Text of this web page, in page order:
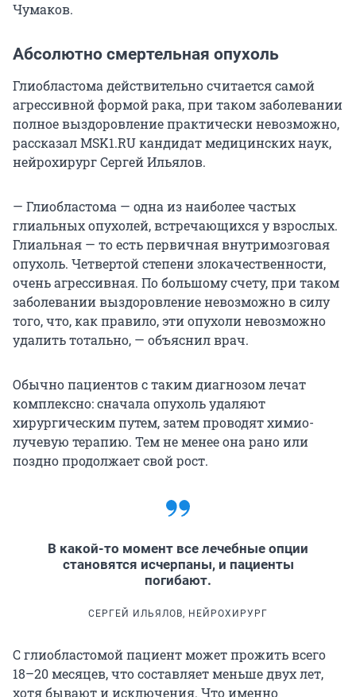
Чумаков.
Абсолютно смертельная опухоль
Глиобластома действительно считается самой
агрессивной формой рака, при таком заболевании
полное выздоровление практически невозможно,
рассказал MSK1.RU кандидат медицинских наук,
нейрохирург Сергей Ильялов.
— Глиобластома — одна из наиболее частых
глиальных опухолей, встречающихся у взрослых.
Глиальная — то есть первичная внутримозговая
опухоль. Четвертой степени злокачественности,
очень агрессивная. По большому счету, при таком
заболевании выздоровление невозможно в силу
того, что, как правило, эти опухоли невозможно
удалить тотально, — объяснил врач.
Обычно пациентов с таким диагнозом лечат
комплексно: сначала опухоль удаляют
хирургическим путем, затем проводят химио-
лучевую терапию. Тем не менее она рано или
поздно продолжает свой рост.
В какой-то момент все лечебные опции
становятся исчерпаны, и пациенты
погибают.
СЕРГЕЙ ИЛЬЯЛОВ, НЕЙРОХИРУРГ
С глиобластомой пациент может прожить всего
18–20 месяцев, что составляет меньше двух лет,
хотя бывают и исключения. Что именно